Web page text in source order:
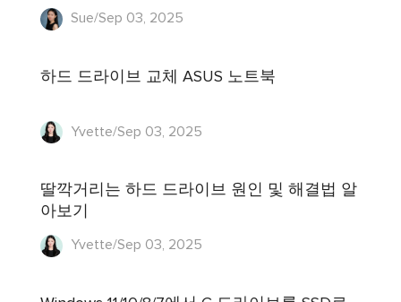
Sue/Sep 03, 2025
하드 드라이브 교체 ASUS 노트북
Yvette/Sep 03, 2025
딸깍거리는 하드 드라이브 원인 및 해결법 알
아보기
Yvette/Sep 03, 2025